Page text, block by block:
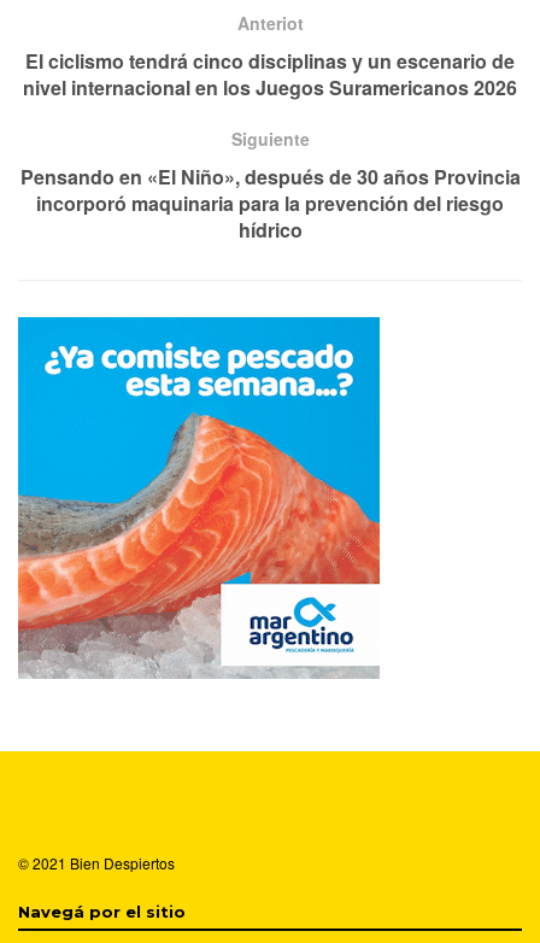
Anteriot
El ciclismo tendrá cinco disciplinas y un escenario de
nivel internacional en los Juegos Suramericanos 2026
Siguiente
Pensando en «El Niño», después de 30 años Provincia
incorporó maquinaria para la prevención del riesgo
hídrico
© 2021 Bien Despiertos
Navegá por el sitio